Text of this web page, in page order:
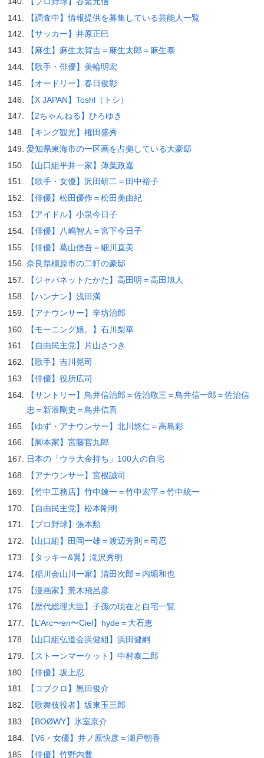
【調査中】情報提供を募集している芸能人一覧
【サッカー】井原正巳
【麻生】麻生太賀吉＝麻生太郎＝麻生泰
【歌手・俳優】美輪明宏
【オードリー】春日俊彰
【X JAPAN】Toshl（トシ）
【2ちゃんねる】ひろゆき
【キング観光】権田盛秀
愛知県東海市の一区画を占拠している大豪邸
【山口組平井一家】薄葉政嘉
【歌手・女優】沢田研二＝田中裕子
【俳優】松田優作＝松田美由紀
【アイドル】小泉今日子
【俳優】八嶋智人＝宮下今日子
【俳優】葛山信吾＝細川直美
奈良県橿原市の二軒の豪邸
【ジャパネットたかた】高田明＝高田旭人
【ハンナン】浅田満
【アナウンサー】辛坊治郎
【モーニング娘。】石川梨華
【自由民主党】片山さつき
【歌手】吉川晃司
【俳優】役所広司
【サントリー】鳥井信治郎＝佐治敬三＝鳥井信一郎＝佐治信
忠＝新浪剛史＝鳥井信吾
【ゆず・アナウンサー】北川悠仁＝高島彩
【脚本家】宮藤官九郎
日本の「ウラ大金持ち」100人の自宅
【アナウンサー】宮根誠司
【竹中工務店】竹中錬一＝竹中宏平＝竹中統一
【自由民主党】松本剛明
【プロ野球】張本勲
【山口組】田岡一雄＝渡辺芳則＝司忍
【タッキー&翼】滝沢秀明
【稲川会山川一家】清田次郎＝内堀和也
【漫画家】荒木飛呂彦
【歴代総理大臣】子孫の現在と自宅一覧
【L’Arc〜en〜Ciel】hyde＝大石恵
【山口組弘道会浜健組】浜田健嗣
【ストーンマーケット】中村泰二郎
【俳優】坂上忍
【コブクロ】黒田俊介
【歌舞伎役者】坂東玉三郎
【BOØWY】氷室京介
【V6・女優】井ノ原快彦＝瀬戸朝香
【俳優】竹野内豊